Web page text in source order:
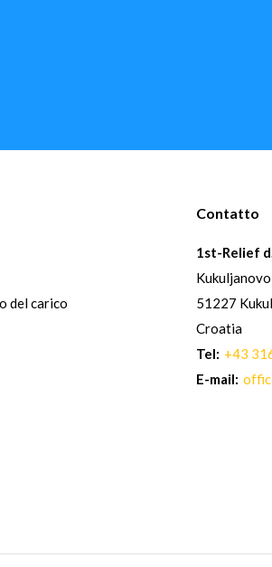
del carico
Contatto
1st-Relief
51227
Croatia
Tel: +43
E-mail: